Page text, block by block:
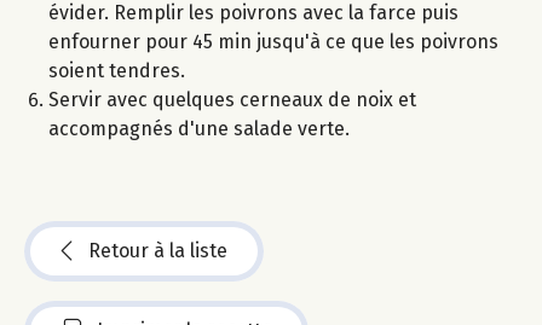
évider. Remplir les poivrons avec la farce puis
enfourner pour 45 min jusqu'à ce que les poivrons
soient tendres.
Servir avec quelques cerneaux de noix et
accompagnés d'une salade verte.
Retour à la liste